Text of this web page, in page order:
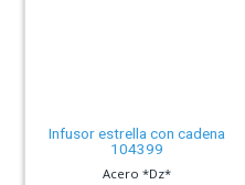
Infusor estrella con cadena
104399
Acero *Dz*